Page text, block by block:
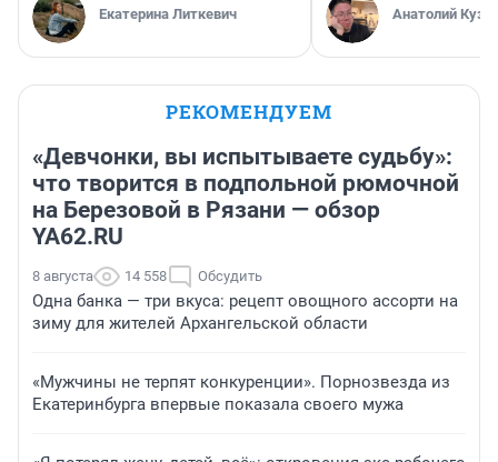
Екатерина Литкевич Анатолий
РЕКОМЕНДУЕМ
«Девчонки, вы испытываете судьбу»:
что творится в подпольной рюмочной
на Березовой в Рязани — обзор
YA62.RU
8 августа 14 558 Обсудить
Одна банка — три вкуса: рецепт овощного ассорти на
зиму для жителей Архангельской области
«Мужчины не терпят конкуренции». Порнозвезда из
Екатеринбурга впервые показала своего мужа